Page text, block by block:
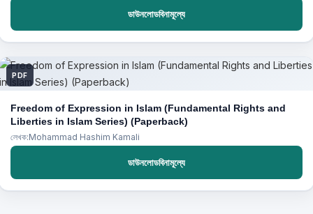
ডাউনলোডবিনামূল্যে
PDF
Freedom of Expression in Islam (Fundamental Rights and
Liberties in Islam Series) (Paperback)
লেখক:Mohammad Hashim Kamali
ডাউনলোডবিনামূল্যে